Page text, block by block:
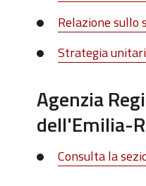
Relazione sullo
Strategia
Agenzia
dell'Emilia-
Consulta la